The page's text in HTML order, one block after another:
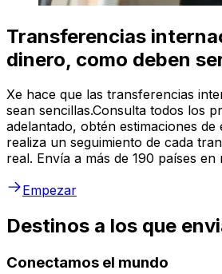
Transferencias
dinero, como deben
Xe hace que las transferencias
sean sencillas.Consulta todos los
adelantado, obtén estimaciones de
realiza un seguimiento de cada
real. Envía a más de 190 países en
Empezar
Destinos a los que
Conectamos el mundo